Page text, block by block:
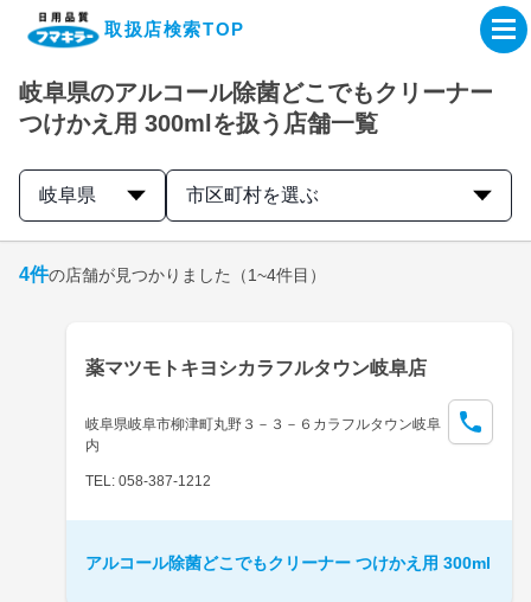
取扱店検索TOP
企業・IR情報サイト
製品情報サイト
取扱店検索はこちら
岐阜県のアルコール除菌どこでもクリーナー
つけかえ用 300mlを扱う店舗一覧
岐阜県 市区町村を選ぶ
4件の店舗が見つかりました （1~4件目）
薬マツモトキヨシカラフルタウン岐阜店
岐阜県岐阜市柳津町丸野３－３－６カラフルタウン岐阜
内
TEL: 058-387-1212
アルコール除菌どこでもクリーナー つけかえ用 300ml